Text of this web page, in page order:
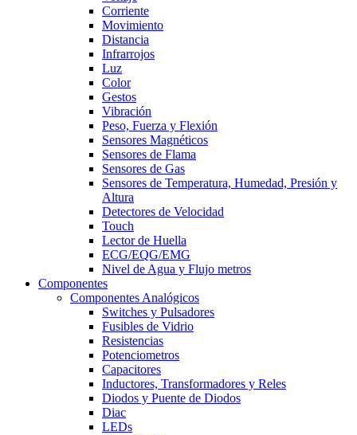
Corriente
Movimiento
Distancia
Infrarrojos
Luz
Color
Gestos
Vibración
Peso, Fuerza y Flexión
Sensores Magnéticos
Sensores de Flama
Sensores de Gas
Sensores de Temperatura, Humedad, Presión y
Altura
Detectores de Velocidad
Touch
Lector de Huella
ECG/EQG/EMG
Nivel de Agua y Flujo metros
Componentes
Componentes Analógicos
Switches y Pulsadores
Fusibles de Vidrio
Resistencias
Potenciometros
Capacitores
Inductores, Transformadores y Reles
Diodos y Puente de Diodos
Diac
LEDs